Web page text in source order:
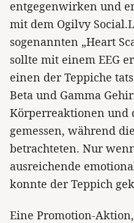
entgegenwirken und
mit dem Ogilvy
sogenannten „Heart
sollte mit einem EEG
einen der Teppiche
Beta und Gamma
Körperreaktionen und
gemessen, während
betrachteten. Nur
ausreichende
konnte der Teppich
Eine Promotion-